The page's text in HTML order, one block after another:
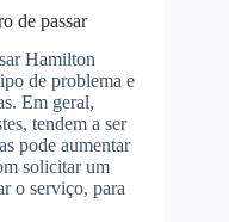
de passar
Hamilton
de problema e
Em geral,
tendem a ser
pode aumentar
solicitar um
o serviço, para